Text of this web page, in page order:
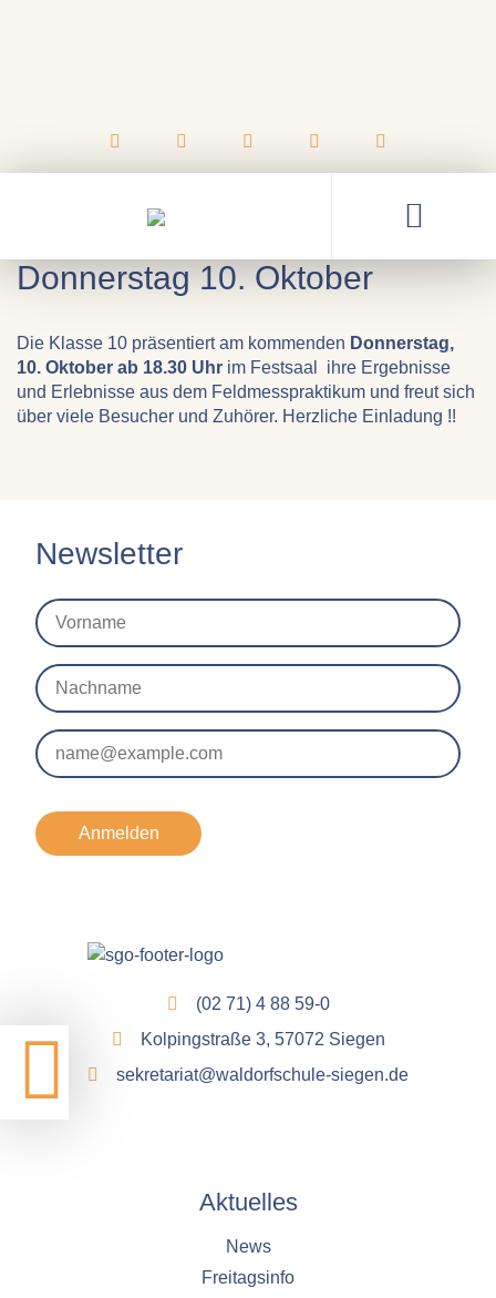
Feldmesspraktikums am
Donnerstag 10. Oktober
Die Klasse 10 präsentiert am kommenden Donnerstag,
10. Oktober ab 18.30 Uhr im Festsaal ihre Ergebnisse
und Erlebnisse aus dem Feldmesspraktikum und freut sich
über viele Besucher und Zuhörer. Herzliche Einladung !!
Newsletter
Anmelden
(02 71) 4 88 59-0
Kolpingstraße 3, 57072 Siegen
sekretariat@waldorfschule-siegen.de
Aktuelles
News
Freitagsinfo